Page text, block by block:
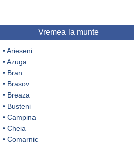
Vremea la munte
•Arieseni
•Azuga
• Bran
• Brasov
• Breaza
• Busteni
• Campina
• Cheia
• Comarnic